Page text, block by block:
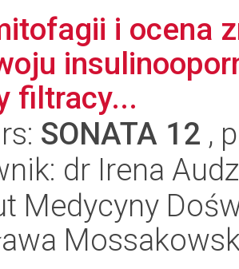
i ocena
filtracy...
SONATA 12 ,
dr Irena
Medycyny